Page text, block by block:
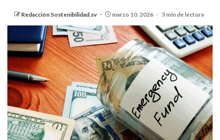
Redacción Sostenibilidad.sv marzo 10, 2026 3 min de lectura